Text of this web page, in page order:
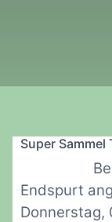
Super Sammel
Endspurt
Donnerstag,